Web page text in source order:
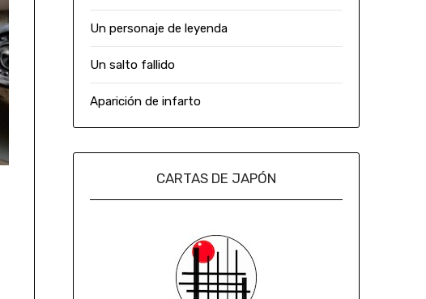
Un personaje de leyenda
Un salto fallido
Aparición de infarto
CARTAS DE JAPÓN